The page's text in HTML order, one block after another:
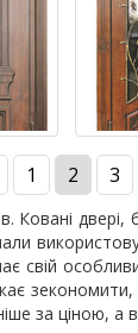
1 2 3
двері,
свій
за ціною,